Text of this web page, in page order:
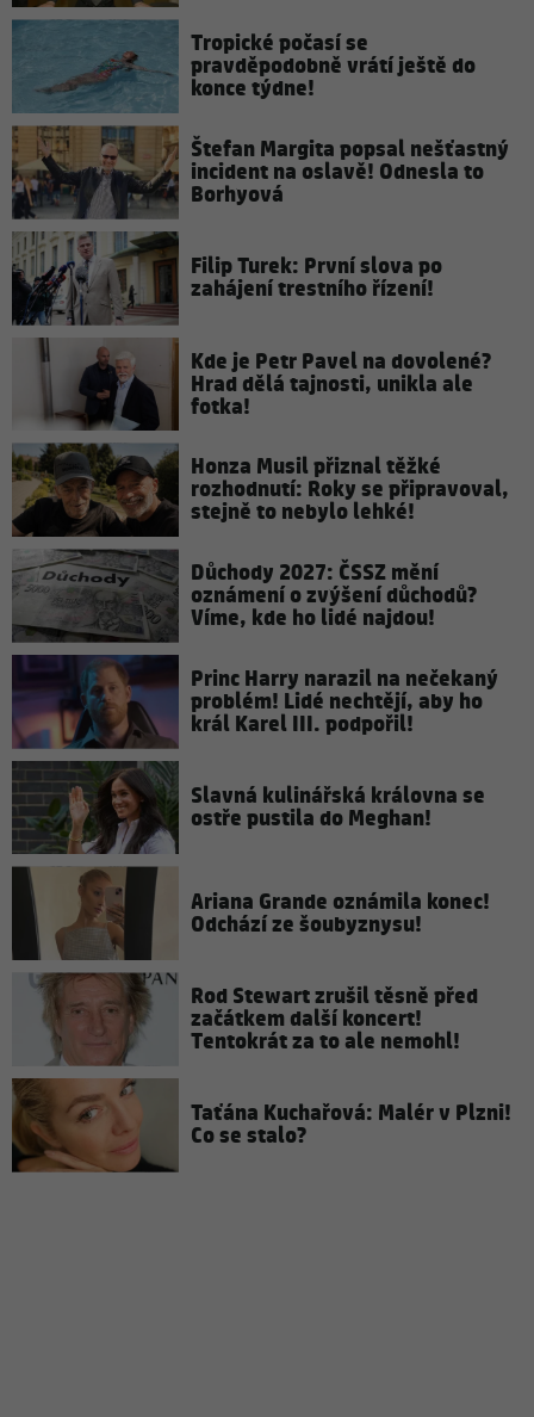
Tropické počasí se
pravděpodobně vrátí ještě do
konce týdne!
Štefan Margita popsal nešťastný
incident na oslavě! Odnesla to
Borhyová
Filip Turek: První slova po
zahájení trestního řízení!
Kde je Petr Pavel na dovolené?
Hrad dělá tajnosti, unikla ale
fotka!
Honza Musil přiznal těžké
rozhodnutí: Roky se připravoval,
stejně to nebylo lehké!
Důchody 2027: ČSSZ mění
oznámení o zvýšení důchodů?
Víme, kde ho lidé najdou!
Princ Harry narazil na nečekaný
problém! Lidé nechtějí, aby ho
král Karel III. podpořil!
Slavná kulinářská královna se
ostře pustila do Meghan!
Ariana Grande oznámila konec!
Odchází ze šoubyznysu!
Rod Stewart zrušil těsně před
začátkem další koncert!
Tentokrát za to ale nemohl!
Taťána Kuchařová: Malér v Plzni!
Co se stalo?